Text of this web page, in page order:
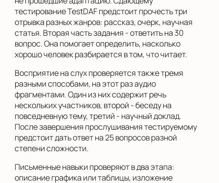
тестирование TestDAF предстоит прочесть три
отрывка разных жанров: рассказ, очерк, научная
статья. Вторая часть задания - ответить на 30
вопрос. Она помогает определить, насколько
хорошо человек разбирается в том, что читает.
Восприятие на слух проверяется также тремя
разными способами, на этот раз аудио
фрагментами. Один из них содержит речь
нескольких участников, второй - беседу на
повседневную тему, третий - научный доклад.
После завершения прослушивания тестируемому
предстоит дать ответ на 25 вопросов разной
степени сложности.
Письменные навыки проверяют в два этапа:
описание графика или таблицы, изложение